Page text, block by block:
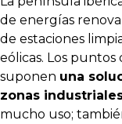
de energías
de estaciones
eólicas. Los
suponen una
zonas
mucho uso;